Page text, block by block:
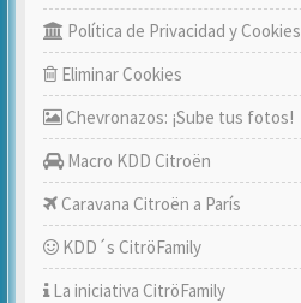
Política de Privacidad y Cookies
Eliminar Cookies
Chevronazos: ¡Sube tus fotos!
Macro KDD Citroën
Caravana Citroën a París
KDD´s CitröFamily
La iniciativa CitröFamily